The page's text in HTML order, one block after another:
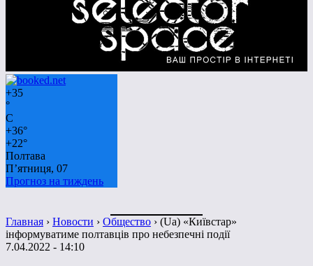
+35
°
C
+36°
+22°
Полтава
П’ятниця, 07
Прогноз на тиждень
Главная › Новости › Общество › (Ua) «Київстар»
інформуватиме полтавців про небезпечні події
7.04.2022 - 14:10